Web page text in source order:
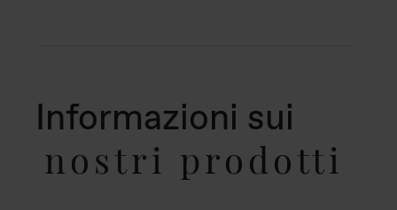
Informazioni sui
nostri prodotti